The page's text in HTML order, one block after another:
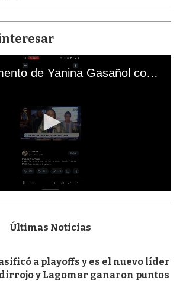
El mal momento de Yanina Gasañol con un hincha argentino en "Subrayado"
Últimas Noticias
a playoffs y es el nuevo líder
y Lagomar ganaron puntos